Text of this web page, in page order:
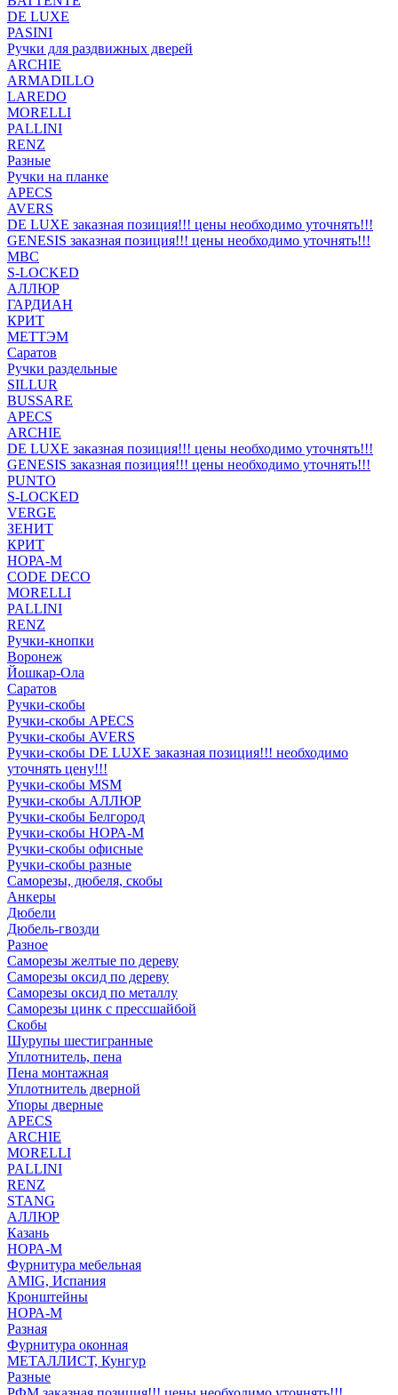
DE LUXE
PASINI
Ручки для раздвижных дверей
ARCHIE
ARMADILLO
LAREDO
MORELLI
PALLINI
RENZ
Разные
Ручки на планке
APECS
AVERS
DE LUXE заказная позиция!!! цены необходимо уточнять!!!
GENESIS заказная позиция!!! цены необходимо уточнять!!!
MBC
S-LOCKED
АЛЛЮР
ГАРДИАН
КРИТ
МЕТТЭМ
Саратов
Ручки раздельные
SILLUR
BUSSARE
APECS
ARCHIE
DE LUXE заказная позиция!!! цены необходимо уточнять!!!
GENESIS заказная позиция!!! цены необходимо уточнять!!!
PUNTO
S-LOCKED
VERGE
ЗЕНИТ
КРИТ
НОРА-М
CODE DECO
MORELLI
PALLINI
RENZ
Ручки-кнопки
Воронеж
Йошкар-Ола
Саратов
Ручки-скобы
Ручки-скобы APECS
Ручки-скобы AVERS
Ручки-скобы DE LUXE заказная позиция!!! необходимо
уточнять цену!!!
Ручки-скобы MSM
Ручки-скобы АЛЛЮР
Ручки-скобы Белгород
Ручки-скобы НОРА-М
Ручки-скобы офисные
Ручки-скобы разные
Саморезы, дюбеля, скобы
Анкеры
Дюбели
Дюбель-гвозди
Разное
Саморезы желтые по дереву
Саморезы оксид по дереву
Саморезы оксид по металлу
Саморезы цинк с прессшайбой
Скобы
Шурупы шестигранные
Уплотнитель, пена
Пена монтажная
Уплотнитель дверной
Упоры дверные
APECS
ARCHIE
MORELLI
PALLINI
RENZ
STANG
АЛЛЮР
Казань
НОРА-М
Фурнитура мебельная
AMIG, Испания
Кронштейны
НОРА-М
Разная
Фурнитура оконная
МЕТАЛЛИСТ, Кунгур
Разные